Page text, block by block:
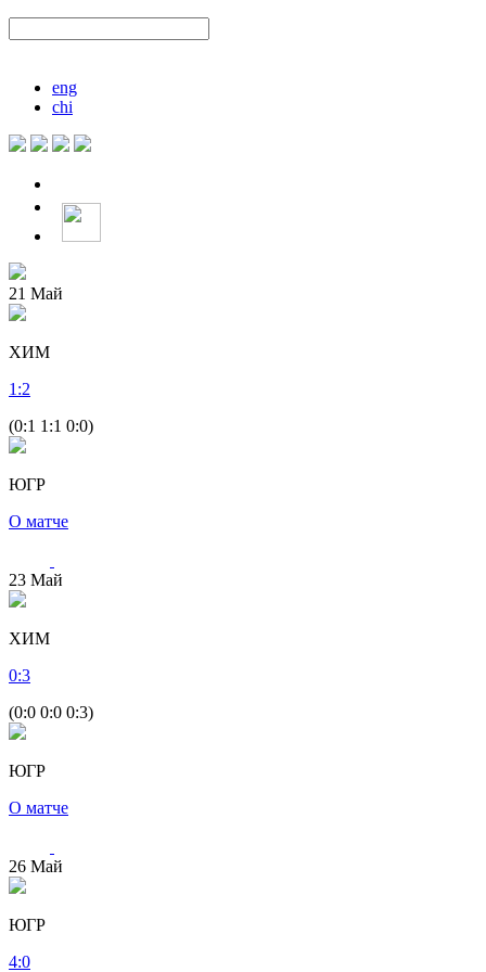
eng
chi
21 Май
ХИМ
1 :2
(0:1 1:1 0:0)
ЮГР
О матче
23 Май
ХИМ
0:3
(0:0 0:0 0:3)
ЮГР
О матче
26 Май
ЮГР
4:0